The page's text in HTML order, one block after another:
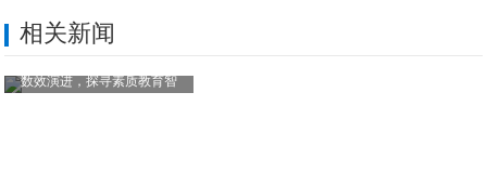
相关新闻
数效演进，探寻素质教育智